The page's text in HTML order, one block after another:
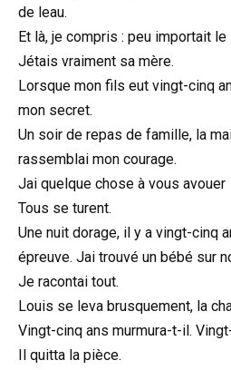
de leau.
Et là, je compris : peu importait
Jétais vraiment sa mère.
Lorsque mon fils eut vingt-cinq
mon secret.
Un soir de repas de famille, la
rassemblai mon courage.
Jai quelque chose à vous avouer
Tous se turent.
Une nuit dorage, il y a vingt-cinq
épreuve. Jai trouvé un bébé sur
Je racontai tout.
Louis se leva brusquement, la
Vingt-cinq ans murmura-t-il.
Il quitta la pièce.